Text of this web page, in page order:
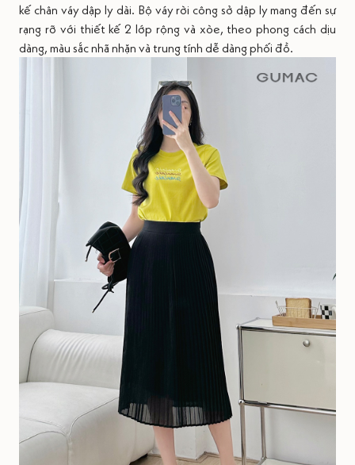
kế chân váy dập ly dài. Bộ váy rời công sở dập ly mang đến sự
rạng rỡ với thiết kế 2 lớp rộng và xòe, theo phong cách dịu
dàng, màu sắc nhã nhặn và trung tính dễ dàng phối đồ.